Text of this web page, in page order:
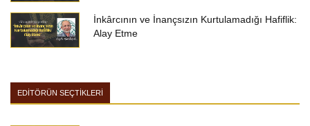
İnkârcının ve İnançsızın Kurtulamadığı Hafiflik:
Alay Etme
EDİTÖRÜN SEÇTİKLERİ